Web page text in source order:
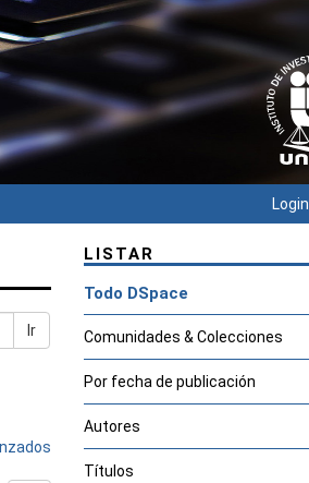
Login
Ir
LISTAR
Todo DSpace
Comunidades & Colecciones
Por fecha de publicación
Autores
Títulos